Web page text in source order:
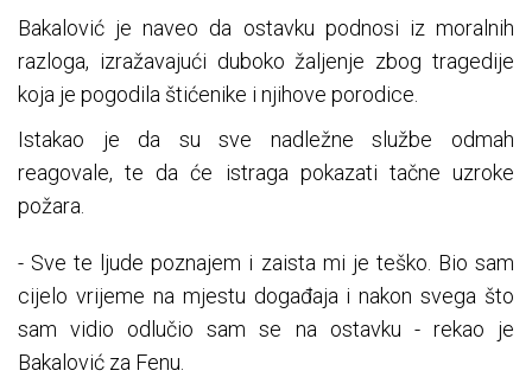
Bakalović je naveo da ostavku podnosi iz moralnih
razloga, izražavajući duboko žaljenje zbog tragedije
koja je pogodila štićenike i njihove porodice.
Istakao je da su sve nadležne službe odmah
reagovale, te da će istraga pokazati tačne uzroke
požara.
- Sve te ljude poznajem i zaista mi je teško. Bio sam
cijelo vrijeme na mjestu događaja i nakon svega što
sam vidio odlučio sam se na ostavku - rekao je
Bakalović za Fenu.